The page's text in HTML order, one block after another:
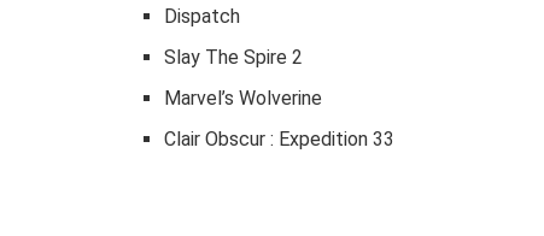
Dispatch
Slay The Spire 2
Marvel’s Wolverine
Clair Obscur : Expedition 33